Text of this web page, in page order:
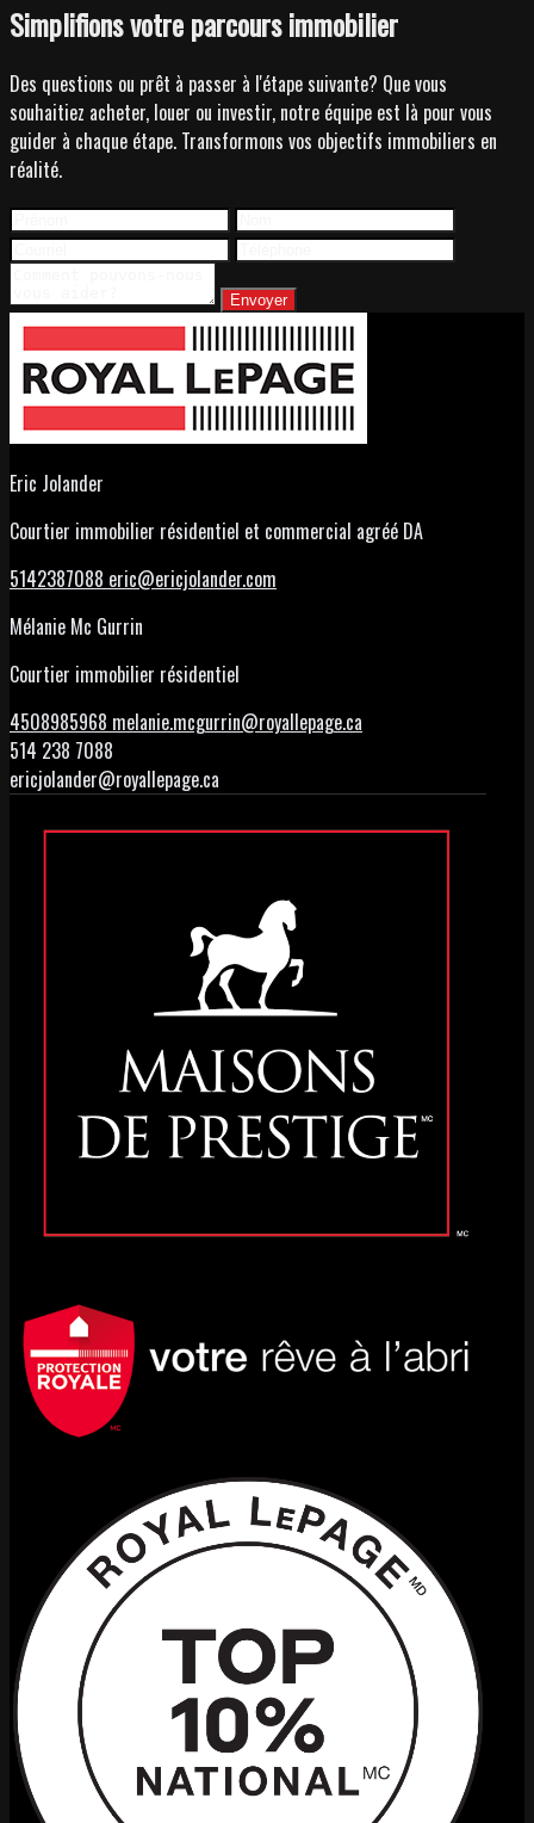
Simplifions votre parcours immobilier
Des questions ou prêt à passer à l'étape suivante? Que vous
souhaitiez acheter, louer ou investir, notre équipe est là pour vous
guider à chaque étape. Transformons vos objectifs immobiliers en
réalité.
Envoyer
Eric Jolander
Courtier immobilier résidentiel et commercial agréé DA
5142387088 eric@ericjolander.com
Mélanie Mc Gurrin
Courtier immobilier résidentiel
4508985968 melanie.mcgurrin@royallepage.ca
514 238 7088
ericjolander@royallepage.ca